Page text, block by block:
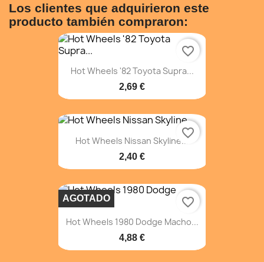
Los clientes que adquirieron este
producto también compraron:
Hot Wheels '82 Toyota Supra...
2,69 €
favorite_border
Hot Wheels Nissan Skyline...
2,40 €
favorite_border
Hot Wheels 1980 Dodge Macho...
4,88 €
AGOTADO favorite_border